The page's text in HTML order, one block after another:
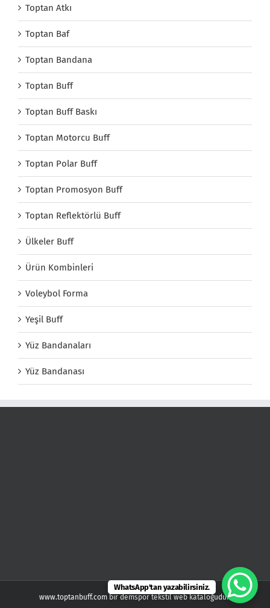
Toptan Atkı
Toptan Baf
Toptan Bandana
Toptan Buff
Toptan Buff Baskı
Toptan Motorcu Buff
Toptan Polar Buff
Toptan Promosyon Buff
Toptan Reflektörlü Buff
Ülkeler Buff
Ürün Kombinleri
Voleybol Forma
Yeşil Buff
Yüz Bandanaları
Yüz Bandanası
www.toptanbuff.com bir demspor tekstil web kataloğudur.
WhatsApp'tan yazabilirsiniz.